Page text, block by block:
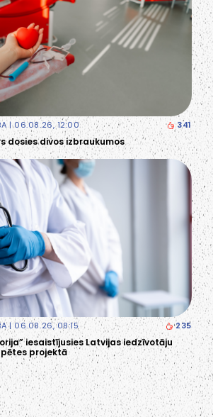
| 06.08.26, 12:00 341
dosies divos izbraukumos
| 06.08.26, 08:15 235
iesaistījusies Latvijas iedzīvotāju
projektā